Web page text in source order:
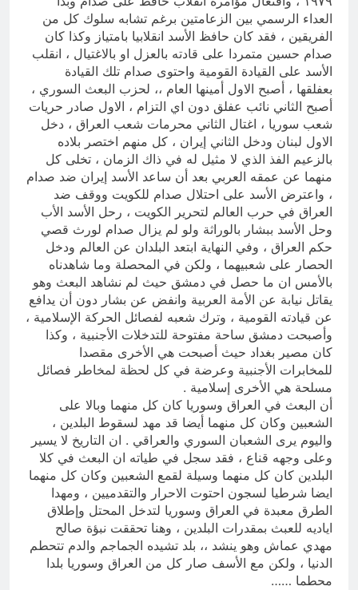
العداء الرسمي بين الزعامتين برغم تشابه سلوك كل من
الفريقين ، فقد كان حافظ الأسد انقلابيا بامتياز وكذا كان
صدام حسين متمردا على قادته بالعزل او بالاغتيال ، انقلب
الأسد على القيادة القومية واحتوى صدام تلك القيادة
بعفلقها ، أصبح الاول أمينها العام ،، لحزب البعث السوري ،
أصبح الثاني نائب عفلق دون اي التزام ، الاول صادر حريات
شعب سوريا ، اغتال الثاني محرمات شعب العراق ، دخل
الاول لبنان ودخل الثاني إيران ، كل منهم اختصر بلاده
بالزعيم الفذ الذي لا مثيل له في ذاك الزمان ، تخلى كل
منهما عن عمقه العربي بعد أن ساعد الأسد إيران ضد صدام
، واعترض الأسد على احتلال صدام للكويت ووقف ضد
العراق في حرب العالم لتحرير الكويت ، رحل الأسد الأب
وحل الأسد ببشار بالوراثة ولو لم يزال صدام لورث قصي
حكم العراق ، وفي النهاية ابتعد البلدان عن العالم ودخل
الحصار على شعبيهما ، ولكن في المحصلة وما شاهدناه
بالأمس ان ما حصل في دمشق حيث لم نشاهد البعث وهو
يقاتل نيابة عن الأمة العربية وانفض عن بشار دون أن يدافع
عن قيادته القومية ، وترك شعبه لفصائل الحركة الإسلامية ،
وأصبحت دمشق ساحة مفتوحة للتدخلات الأجنبية ، وكذا
كان مصير بغداد حيث أصبحت هي الأخرى مقصدا
للمخابرات الأجنبية وعرضة في كل لحظة لمخاطر فصائل
مسلحة هي الأخرى إسلامية .
أن البعث في العراق وسوريا كان كل منهما وبالا على
الشعبين وكان كل منهما أيضا قد مهد لسقوط البلدين ،
واليوم يرى الشعبان السوري والعراقي . ان التاريخ لا يسير
وعلى وجهه قناع ، فقد سجل في طياته ان البعث في كلا
البلدين كان كل منهما وسيلة لقمع الشعبين وكان كل منهما
ايضا شرطيا لسجون احتوت الاحرار والتقدميين ، ومهدا
الطرق معبدة في العراق وسوريا لتدخل المحتل وإطلاق
اياديه للعبث بمقدرات البلدين ، وهنا تحققت نبؤة صالح
مهدي عماش وهو ينشد ،، بلد تشيده الجماجم والدم تتحطم
الدنيا ، ولكن مع الأسف صار كل من العراق وسوريا بلدا
محطما ……